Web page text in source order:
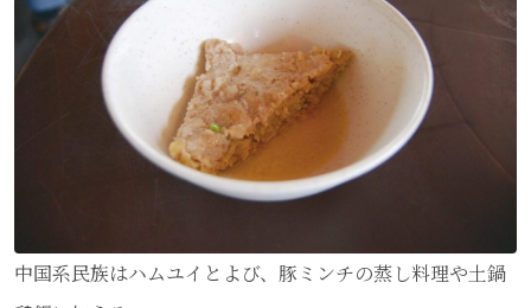
中国系民族はハムユイとよび、豚ミンチの蒸し料理や土鍋